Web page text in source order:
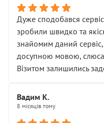
Дуже сподобався
зробили швидко та
знайомим даний
досупною мовою,
Візитом залишились
Вадим К.
8 місяців тому